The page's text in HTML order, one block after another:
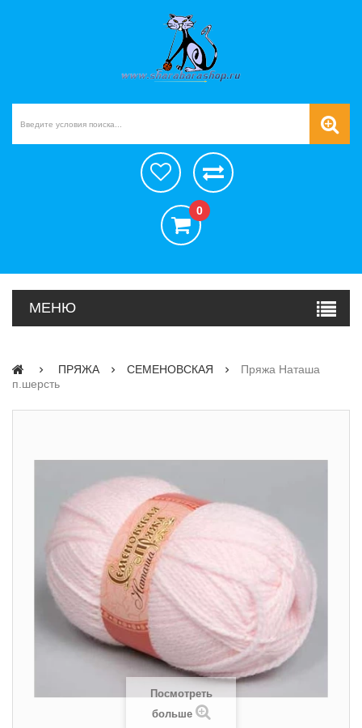
0
МЕНЮ
ПРЯЖА СЕМЕНОВСКАЯ
Пряжа Наташа
п.шерсть
Посмотреть
больше